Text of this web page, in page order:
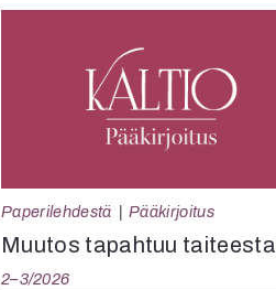
Paperilehdestä Pääkirjoitus
Muutos tapahtuu taiteesta
2–3/2026